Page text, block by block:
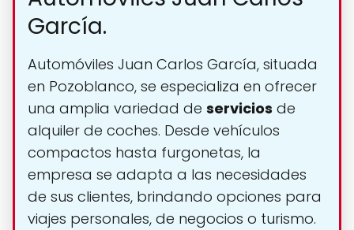
García.
Automóviles Juan Carlos García, situada
en Pozoblanco, se especializa en ofrecer
una amplia variedad de servicios de
alquiler de coches. Desde vehículos
compactos hasta furgonetas, la
empresa se adapta a las necesidades
de sus clientes, brindando opciones para
viajes personales, de negocios o turismo.